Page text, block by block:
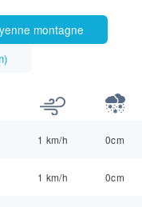
montagne
)
1 km/h 0cm
1 km/h 0cm